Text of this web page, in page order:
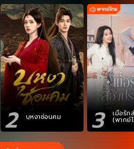
2 บุหงาซ่อนคม 3 เมื่อรัก
(พากย์